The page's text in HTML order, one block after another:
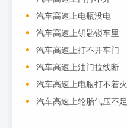
汽车高速上电瓶没电
汽车高速上钥匙锁车里
汽车高速上打不开车门
汽车高速上油门拉线断
汽车高速上电瓶打不着火
汽车高速上轮胎气压不足